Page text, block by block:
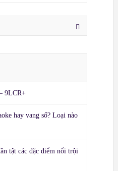
9LCR+
hay vang số? Loại nào
tật các đặc điểm nổi trội